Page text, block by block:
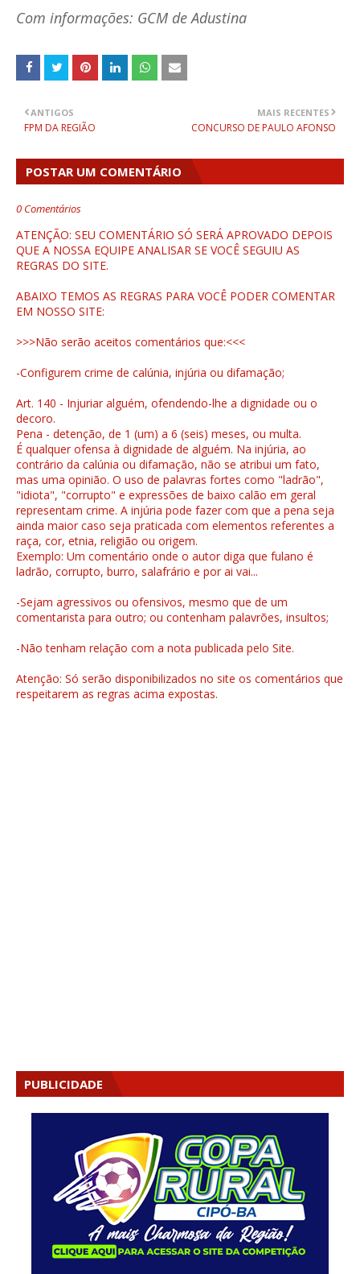
Com informações: GCM de Adustina
MAIS RECENTES
CONCURSO DE PAULO AFONSO
ANTIGOS
FPM DA REGIÃO
POSTAR UM COMENTÁRIO
0 Comentários
ATENÇÃO: SEU COMENTÁRIO SÓ SERÁ APROVADO DEPOIS
QUE A NOSSA EQUIPE ANALISAR SE VOCÊ SEGUIU AS
REGRAS DO SITE.
ABAIXO TEMOS AS REGRAS PARA VOCÊ PODER COMENTAR
EM NOSSO SITE:
>>>Não serão aceitos comentários que:<<<
-Configurem crime de calúnia, injúria ou difamação;
Art. 140 - Injuriar alguém, ofendendo-lhe a dignidade ou o
decoro.
Pena - detenção, de 1 (um) a 6 (seis) meses, ou multa.
É qualquer ofensa à dignidade de alguém. Na injúria, ao
contrário da calúnia ou difamação, não se atribui um fato,
mas uma opinião. O uso de palavras fortes como "ladrão",
"idiota", "corrupto" e expressões de baixo calão em geral
representam crime. A injúria pode fazer com que a pena seja
ainda maior caso seja praticada com elementos referentes a
raça, cor, etnia, religião ou origem.
Exemplo: Um comentário onde o autor diga que fulano é
ladrão, corrupto, burro, salafrário e por ai vai...
-Sejam agressivos ou ofensivos, mesmo que de um
comentarista para outro; ou contenham palavrões, insultos;
-Não tenham relação com a nota publicada pelo Site.
Atenção: Só serão disponibilizados no site os comentários que
respeitarem as regras acima expostas.
PUBLICIDADE